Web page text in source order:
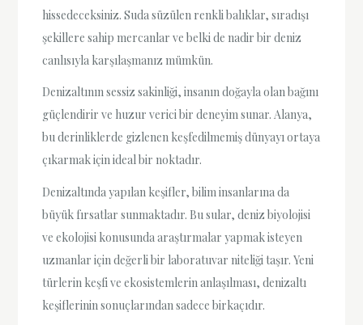
hissedeceksiniz. Suda süzülen renkli balıklar, sıradışı
şekillere sahip mercanlar ve belki de nadir bir deniz
canlısıyla karşılaşmanız mümkün.
Denizaltının sessiz sakinliği, insanın doğayla olan bağını
güçlendirir ve huzur verici bir deneyim sunar. Alanya,
bu derinliklerde gizlenen keşfedilmemiş dünyayı ortaya
çıkarmak için ideal bir noktadır.
Denizaltında yapılan keşifler, bilim insanlarına da
büyük fırsatlar sunmaktadır. Bu sular, deniz biyolojisi
ve ekolojisi konusunda araştırmalar yapmak isteyen
uzmanlar için değerli bir laboratuvar niteliği taşır. Yeni
türlerin keşfi ve ekosistemlerin anlaşılması, denizaltı
keşiflerinin sonuçlarından sadece birkaçıdır.